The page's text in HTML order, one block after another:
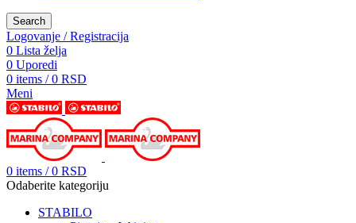
Search
Logovanje / Registracija
0 Lista želja
0 Uporedi
0 items / 0 RSD
Meni
0 items / 0 RSD
Odaberite kategoriju
STABILO